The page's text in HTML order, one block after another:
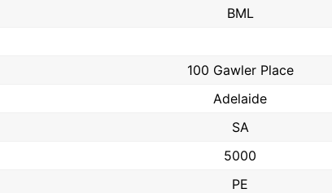
BML
100 Gawler Place
Adelaide
SA
5000
PE